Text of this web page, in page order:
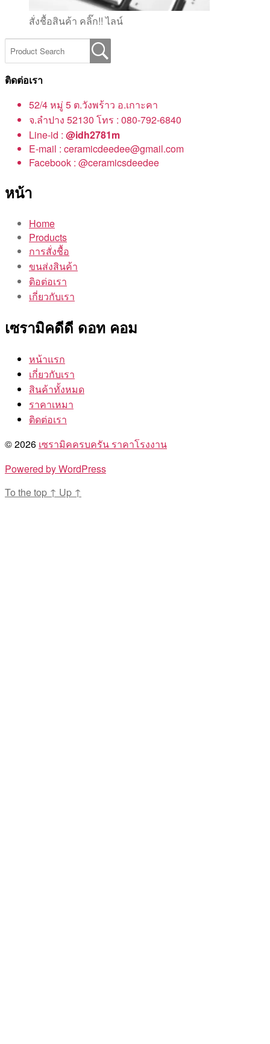
สั่งชื้อสินค้า คลิ๊ก!! ไลน์
ติดต่อเรา
52/4 หมู่ 5 ต.วังพร้าว อ.เกาะคา
จ.ลำปาง 52130 โทร : 080-792-6840
Line-id : @idh2781m
E-mail : ceramicdeedee@gmail.com
Facebook : @ceramicsdeedee
หน้า
Home
Products
การสั่งชื้อ
ขนส่งสินค้า
ติอต่อเรา
เกี่ยวกับเรา
เซรามิคดีดี ดอท คอม
หน้าแรก
เกี่ยวกับเรา
สินค้าทั้งหมด
ราคาเหมา
ติดต่อเรา
© 2026 เซรามิคครบครัน ราคาโรงงาน
Powered by WordPress
To the top ↑ Up ↑